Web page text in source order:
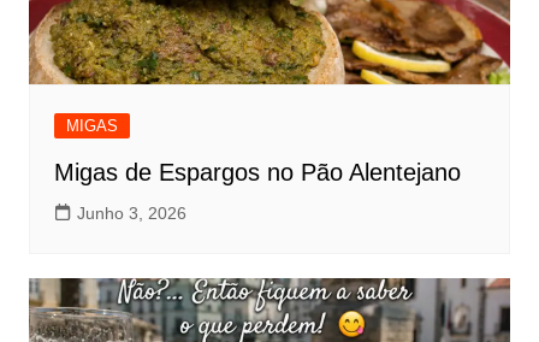
MIGAS
Migas de Espargos no Pão Alentejano
Junho 3, 2026